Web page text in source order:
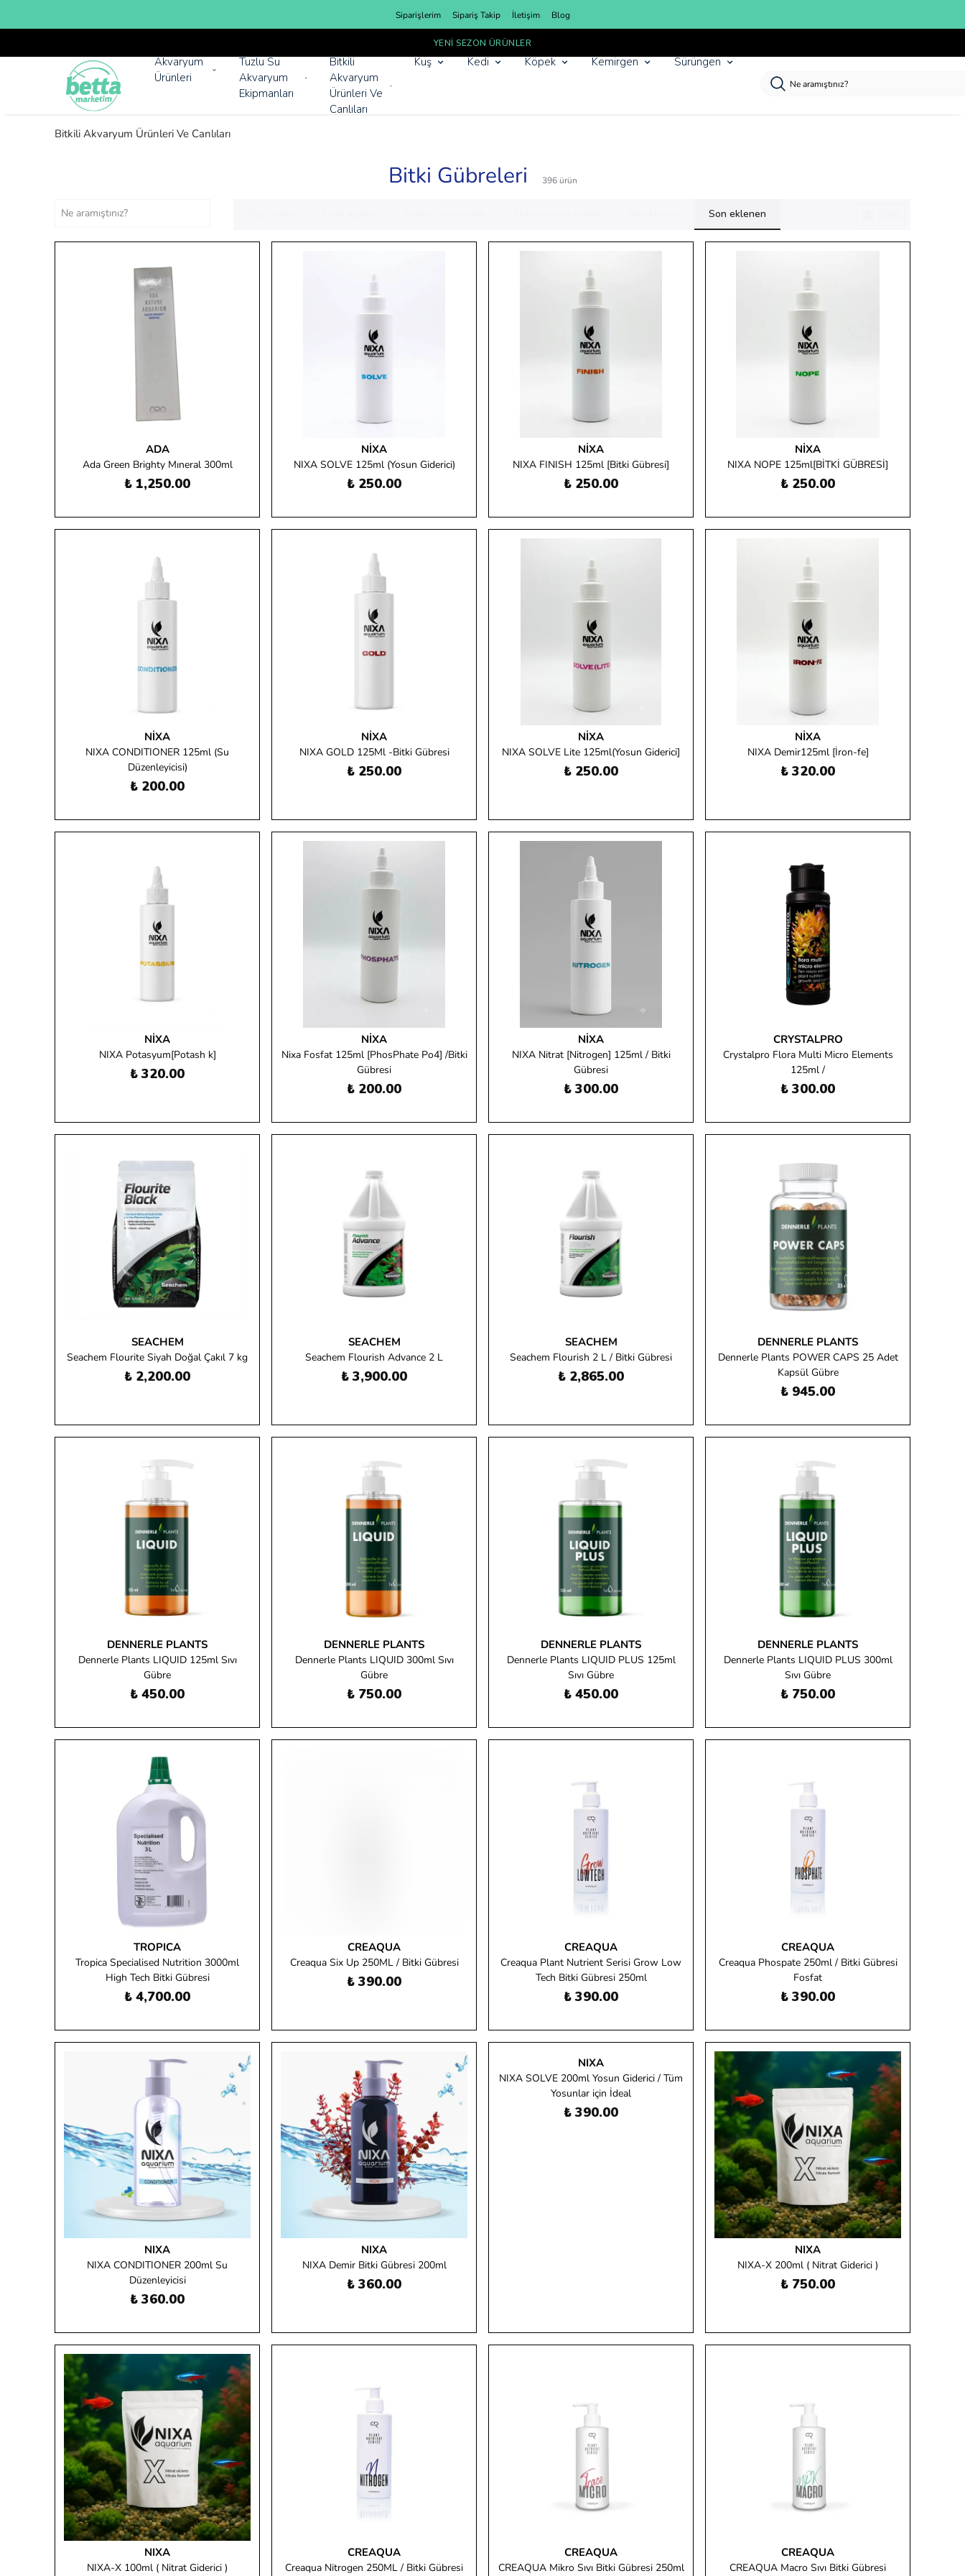
Siparişlerim Sipariş Takip İletişim Blog
YENI SEZON ÜRÜNLER
Akvaryum
Ürünleri
Tuzlu Su
Akvaryum
Ekipmanları
Bitkili
Akvaryum
Ürünleri Ve
Canlıları
Kuş Kedi Köpek Kemirgen Sürüngen
Bitkili Akvaryum Ürünleri Ve Canlıları
Bitki Gübreleri 396 ürün
Son eklenen
ADA
Ada Green Brighty Mıneral 300ml
₺ 1,250.00
NIXA
NIXA SOLVE 125ml (Yosun Giderici)
₺ 250.00
NIXA
NIXA FINISH 125ml [Bitki Gübresi]
₺ 250.00
NIXA
NIXA NOPE 125ml[BİTKİ GÜBRESİ]
₺ 250.00
NIXA
NIXA CONDITIONER 125ml (Su
Düzenleyicisi)
₺ 200.00
NIXA
NIXA GOLD 125Ml -Bitki Gübresi
₺ 250.00
NIXA
NIXA SOLVE Lite 125ml(Yosun Giderici]
₺ 250.00
NIXA
NIXA Demir125ml [İron-fe]
₺ 320.00
NIXA
NIXA Potasyum[Potash k]
₺ 320.00
NIXA
Nixa Fosfat 125ml [PhosPhate Po4] /Bitki
Gübresi
₺ 200.00
NIXA
NIXA Nitrat [Nitrogen] 125ml / Bitki
Gübresi
₺ 300.00
CRYSTALPRO
Crystalpro Flora Multi Micro Elements
125ml /
₺ 300.00
SEACHEM
Seachem Flourite Siyah Doğal Çakıl 7 kg
₺ 2,200.00
SEACHEM
Seachem Flourish Advance 2 L
₺ 3,900.00
SEACHEM
Seachem Flourish 2 L / Bitki Gübresi
₺ 2,865.00
DENNERLE PLANTS
Dennerle Plants POWER CAPS 25 Adet
Kapsül Gübre
₺ 945.00
DENNERLE PLANTS
Dennerle Plants LIQUID 125ml Sıvı
Gübre
₺ 450.00
DENNERLE PLANTS
Dennerle Plants LIQUID 300ml Sıvı
Gübre
₺ 750.00
DENNERLE PLANTS
Dennerle Plants LIQUID PLUS 125ml
Sıvı Gübre
₺ 450.00
DENNERLE PLANTS
Dennerle Plants LIQUID PLUS 300ml
Sıvı Gübre
₺ 750.00
TROPICA
Tropica Specialised Nutrition 3000ml
High Tech Bitki Gübresi
₺ 4,700.00
CREAQUA
Creaqua Six Up 250ML / Bitki Gübresi
₺ 390.00
CREAQUA
Creaqua Plant Nutrient Serisi Grow Low
Tech Bitki Gübresi 250ml
₺ 390.00
CREAQUA
Creaqua Phospate 250ml / Bitki Gübresi
Fosfat
₺ 390.00
NIXA
NIXA CONDITIONER 200ml Su
Düzenleyicisi
₺ 360.00
NIXA
NIXA Demir Bitki Gübresi 200ml
₺ 360.00
NIXA
NIXA SOLVE 200ml Yosun Giderici / Tüm
Yosunlar için İdeal
₺ 390.00
NIXA
NIXA-X 200ml ( Nitrat Giderici )
₺ 750.00
NIXA
NIXA-X 100ml ( Nitrat Giderici )
CREAQUA
Creaqua Nitrogen 250ML / Bitki Gübresi
CREAQUA
CREAQUA Mikro Sıvı Bitki Gübresi 250ml
CREAQUA
CREAQUA Macro Sıvı Bitki Gübresi